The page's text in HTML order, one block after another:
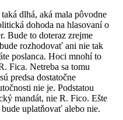
dlhá, aká mala pôvodne
dohoda na hlasovaní o
Bude to doteraz zrejme
rozhodovať ani nie tak
poslanca. Hoci mnohí to
Fica. Netreba sa tomu
predsa dostatočne
nie je. Podstatou
mandát, nie R. Fico. Ešte
uplatňovať alebo nie.